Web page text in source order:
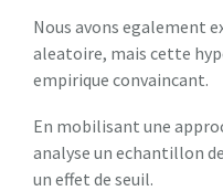
Nous avons egalement
aleatoire, mais cette
empirique convaincant.
En mobilisant une
analyse un echantillon
un effet de seuil.